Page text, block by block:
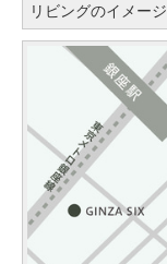
リビングのイメージ